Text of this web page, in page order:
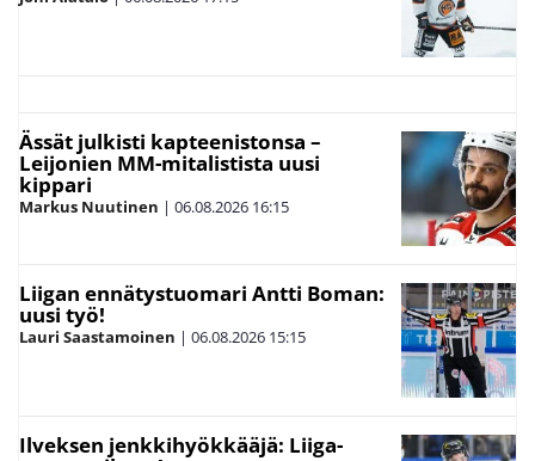
Ässät julkisti kapteenistonsa –
Leijonien MM-mitalistista uusi
kippari
Markus Nuutinen | 06.08.2026 16:15
Liigan ennätystuomari Antti Boman:
uusi työ!
Lauri Saastamoinen | 06.08.2026 15:15
Ilveksen jenkkihyökkääjä: Liiga-